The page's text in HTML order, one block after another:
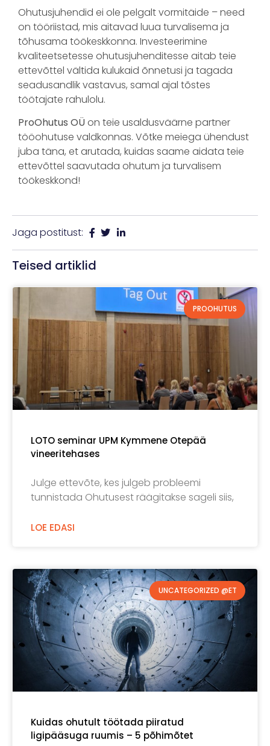
Ohutusjuhendid ei ole pelgalt vormitäide – need
on tööriistad, mis aitavad luua turvalisema ja
tõhusama töökeskkonna. Investeerimine
kvaliteetsetesse ohutusjuhenditesse aitab teie
ettevõttel vältida kulukaid õnnetusi ja tagada
seadusandlik vastavus, samal ajal tõstes
töötajate rahulolu.
ProOhutus OÜon teie usaldusväärne partner
tööohutuse valdkonnas. Võtke meiega ühendust
juba täna, et arutada, kuidas saame aidata teie
ettevõttel saavutada ohutum ja turvalisem
töökeskkond!
Jaga postitust:
Teised artiklid
PROOHUTUS
LOTO seminar UPM Kymmene Otepää
vineeritehases
Julge ettevõte, kes julgeb probleemi
tunnistada Ohutusest räägitakse sageli siis,
LOE EDASI
UNCATEGORIZED @ET
Kuidas ohutult töötada piiratud
ligipääsuga ruumis – 5 põhimõtet